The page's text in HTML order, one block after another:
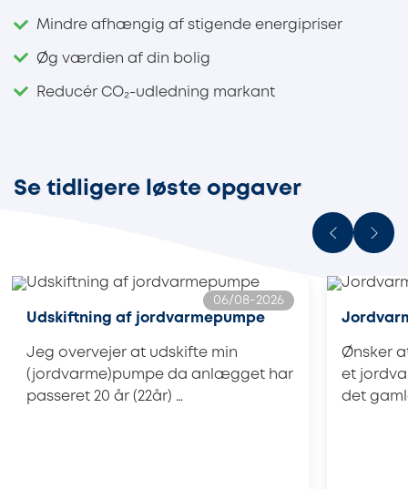
Mindre afhængig af stigende energipriser
Øg værdien af din bolig
Reducér CO₂-udledning markant
Se tidligere løste opgaver
06/08-2026
Udskiftning af jordvarmepumpe
Jeg overvejer at udskifte min
(jordvarme)pumpe da anlægget har
passeret 20 år (22år) …
Ønsker
et
det